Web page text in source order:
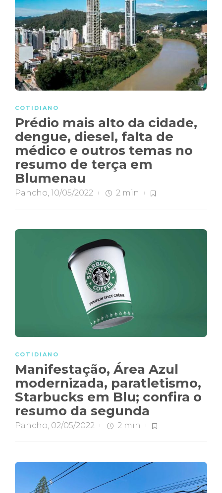
COTIDIANO
Prédio mais alto da cidade,
dengue, diesel, falta de
médico e outros temas no
resumo de terça em
Blumenau
Pancho, 10/05/2022 2 min
COTIDIANO
Manifestação, Área Azul
modernizada, paratletismo,
Starbucks em Blu; confira o
resumo da segunda
Pancho, 02/05/2022 2 min